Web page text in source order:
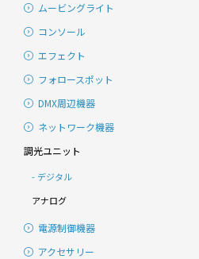
ムービングライト
コンソール
エフェクト
フォロースポット
DMX周辺機器
ネットワーク機器
調光ユニット
デジタル
アナログ
電源制御機器
アクセサリー